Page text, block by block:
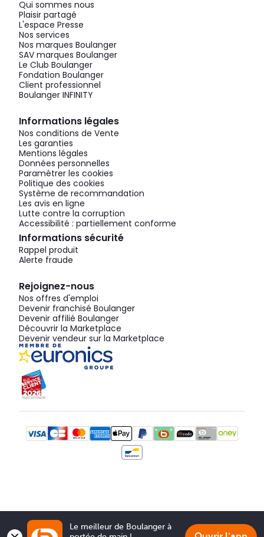
Qui sommes nous
Plaisir partagé
L'espace Presse
Nos services
Nos marques Boulanger
SAV marques Boulanger
Le Club Boulanger
Fondation Boulanger
Client professionnel
Boulanger INFINITY
Informations légales
Nos conditions de Vente
Les garanties
Mentions légales
Données personnelles
Paramétrer les cookies
Politique des cookies
Système de recommandation
Les avis en ligne
Lutte contre la corruption
Accessibilité : partiellement conforme
Informations sécurité
Rappel produit
Alerte fraude
Rejoignez-nous
Nos offres d'emploi
Devenir franchisé Boulanger
Devenir affilié Boulanger
Découvrir la Marketplace
Devenir vendeur sur la Marketplace
Le meilleur de Boulanger à